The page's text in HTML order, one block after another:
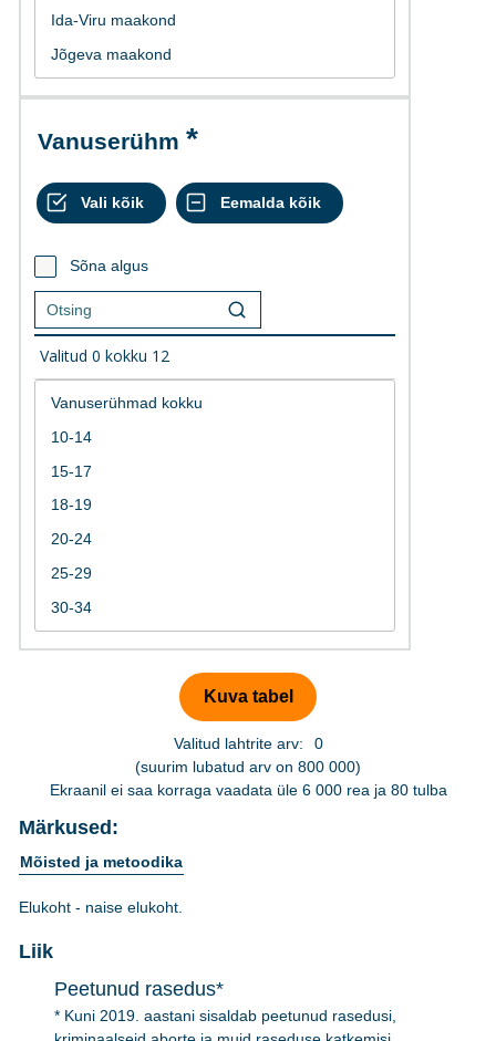
Vanuserühm
Sõna algus
Valitud 0 kokku 12
Valitud lahtrite arv:
0
(suurim lubatud arv on 800 000)
Ekraanil ei saa korraga vaadata üle 6 000 rea ja 80 tulba
Märkused:
Mõisted ja metoodika
Elukoht - naise elukoht.
Liik
Peetunud rasedus*
* Kuni 2019. aastani sisaldab peetunud rasedusi,